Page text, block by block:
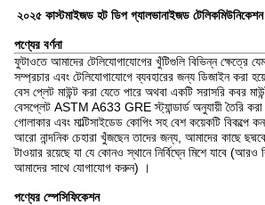
২০২৫ কাস্টমাইজড হট ডিপ গ্যালভানাইজড টেলিকমিউনিকেশন
পণ্যের বর্ণনা
ফুটাওতে আমাদের টেলিযোগাযোগের খুঁটিগুলি বিভিন্ন ক্ষেত্রে
সম্প্রচার এবং টেলিযোগাযোগে ব্যবহারের জন্য ডিজাইন করা
বেস প্লেট মাউন্ট করা যেতে পারে অথবা একটি সরাসরি কবর
বেসপ্লেট ASTM A633 GRE স্ট্যান্ডার্ড অনুযায়ী তৈরি
গোলাকার এবং মাল্টিসাইডেড কোপিং সহ বেশ কয়েকটি বিকল্পে
আরো নান্দনিক চেহারা খুঁজছেন তাদের জন্য, আমাদের কাছে
টাওয়ার রয়েছে যা যে কোনও স্থানে নির্বিঘ্নে মিশে যাবে (আরও
আমাদের সাথে যোগাযোগ করুন) ।
পণ্যের স্পেসিফিকেশন